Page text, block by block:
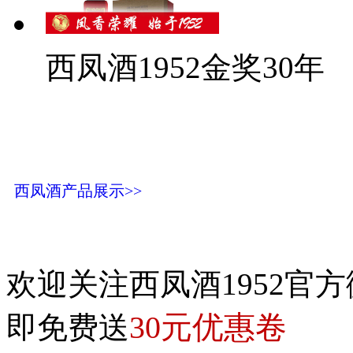
西凤酒1952金奖30年
西凤酒产品展示>>
欢迎关注西凤酒1952官
即免费送30元优惠卷